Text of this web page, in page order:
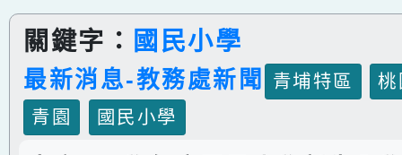
關鍵字： 國民小學
最新消息-教務處新聞 青埔特區
青園
國民小學